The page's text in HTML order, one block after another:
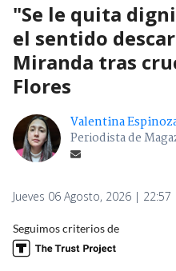
"Se le quita
el sentido
Miranda tras
Flores
Valentina
Periodista de
Jueves 06 Agosto, 2026 | 22:57
Seguimos criterios de